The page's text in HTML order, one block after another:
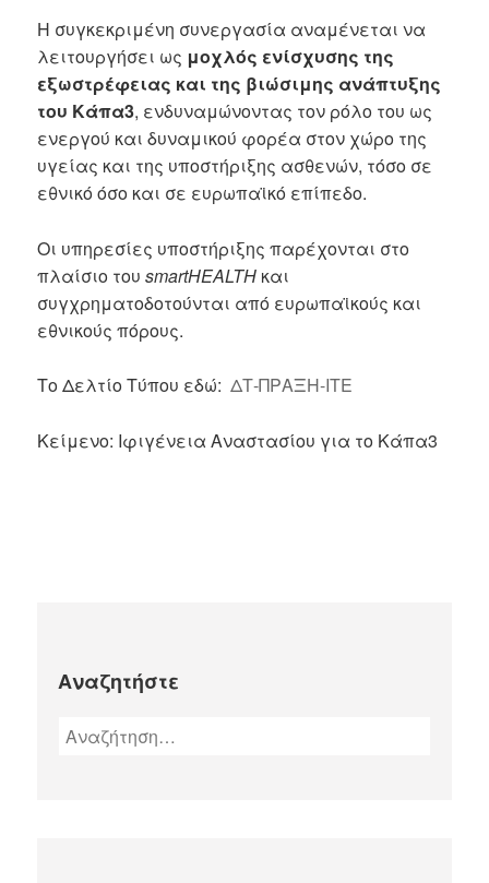
Η συγκεκριμένη συνεργασία αναμένεται να
λειτουργήσει ως μοχλός ενίσχυσης της
εξωστρέφειας και της βιώσιμης ανάπτυξης
του Κάπα3, ενδυναμώνοντας τον ρόλο του ως
ενεργού και δυναμικού φορέα στον χώρο της
υγείας και της υποστήριξης ασθενών, τόσο σε
εθνικό όσο και σε ευρωπαϊκό επίπεδο.
Οι υπηρεσίες υποστήριξης παρέχονται στο
πλαίσιο του smartHEALTH και
συγχρηματοδοτούνται από ευρωπαϊκούς και
εθνικούς πόρους.
Το Δελτίο Τύπου εδώ:ΔΤ-ΠΡΑΞΗ-ΙΤΕ
Κείμενο: Ιφιγένεια Αναστασίου για το Κάπα3
Αναζητήστε